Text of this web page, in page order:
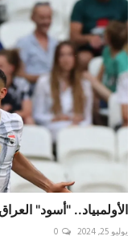
الأولمبياد.. "أسود"
يوليو 25, 2024 0